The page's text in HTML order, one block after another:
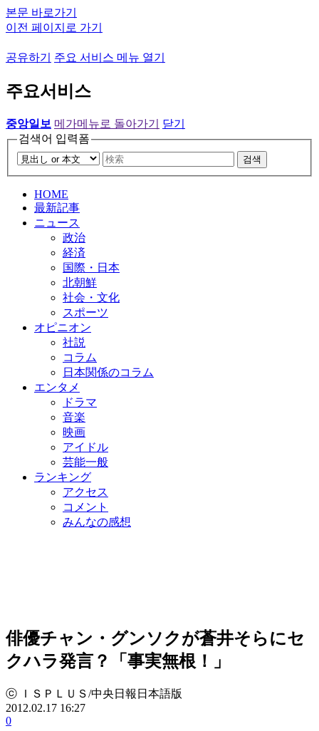
본문 바로가기
이전 페이지로 가기
공유하기 주요 서비스 메뉴 열기
주요서비스
중앙일보 메가메뉴로 돌아가기
닫기
검색어 입력폼
검색
HOME
最新記事
ニュース
政治
経済
国際・日本
北朝鮮
社会・文化
スポーツ
オピニオン
社説
コラム
日本関係のコラム
エンタメ
ドラマ
音楽
映画
アイドル
芸能一般
ランキング
アクセス
コメント
みんなの感想
俳優チャン・グンソクが蒼井そらにセ
クハラ発言？「事実無根！」
ⓒ ＩＳＰＬＵＳ/中央日報日本語版
2012.02.17 16:27
0